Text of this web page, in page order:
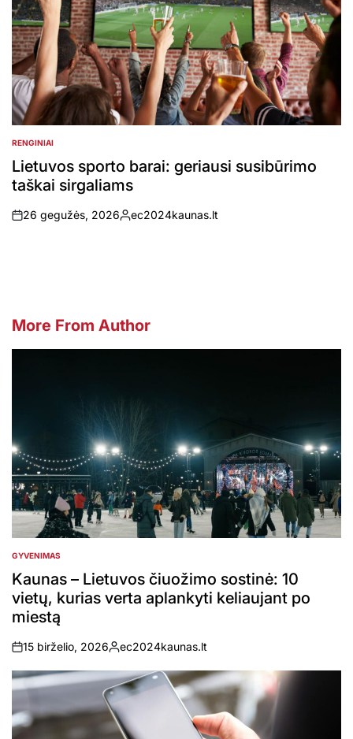
POSTED
IN
RENGINIAI
Lietuvos sporto barai: geriausi susibūrimo
taškai sirgaliams
on
26 gegužės, 2026
Posted
ec2024kaunas.lt
More From Author
POSTED
IN
GYVENIMAS
Kaunas – Lietuvos čiuožimo sostinė: 10
vietų, kurias verta aplankyti keliaujant po
miestą
on
15 birželio, 2026
Posted
by
ec2024kaunas.lt